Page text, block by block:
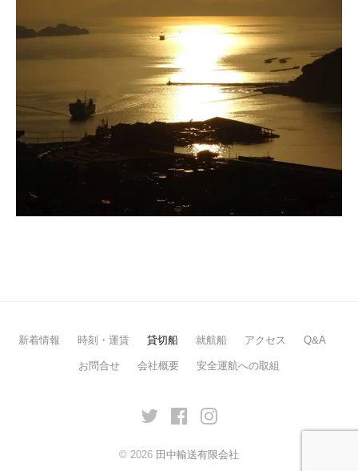
新着情報 時刻・運賃 貸切船 就航船 アクセス Q&A
お問合せ 会社概要 安全運航への取組
twitter facebookInstagram
© 2026 田中輸送有限会社